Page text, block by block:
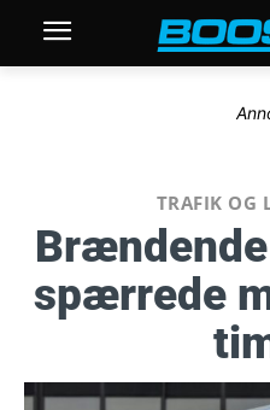
TRAFIK OG
spærrede